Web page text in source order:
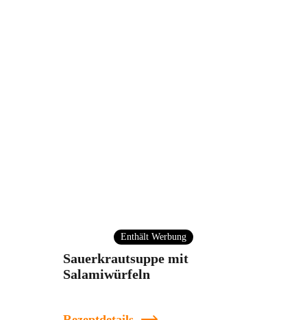
Enthält Werbung
Sauerkrautsuppe mit
Salamiwürfeln